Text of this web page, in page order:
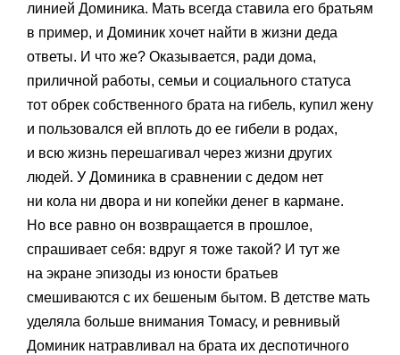
линией Доминика. Мать всегда ставила его братьям
в пример, и Доминик хочет найти в жизни деда
ответы. И что же? Оказывается, ради дома,
приличной работы, семьи и социального статуса
тот обрек собственного брата на гибель, купил жену
и пользовался ей вплоть до ее гибели в родах,
и всю жизнь перешагивал через жизни других
людей. У Доминика в сравнении с дедом нет
ни кола ни двора и ни копейки денег в кармане.
Но все равно он возвращается в прошлое,
спрашивает себя: вдруг я тоже такой? И тут же
на экране эпизоды из юности братьев
смешиваются с их бешеным бытом. В детстве мать
уделяла больше внимания Томасу, и ревнивый
Доминик натравливал на брата их деспотичного